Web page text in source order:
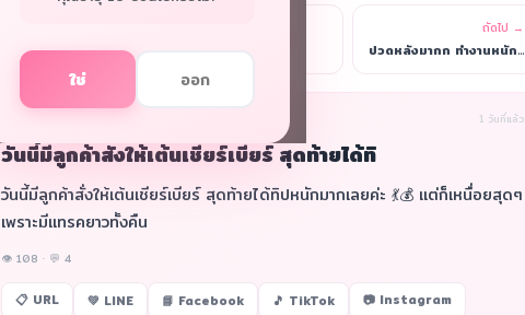
ใช่ ออก
ถัดไป →
ปวดหลังมากก ทำงานหนักเกินไป 🥴 ต้องไปนวดสปาแล้ว เดี
1 วันที่แล้ว
วันนี้มีลูกค้าสั่งให้เต้นเชียร์เบียร์ สุดท้ายได้ทิ
วันนี้มีลูกค้าสั่งให้เต้นเชียร์เบียร์ สุดท้ายได้ทิปหนักมากเลยค่ะ 💃💰 แต่ก็เหนื่อยสุดๆ
เพราะมีแทรคยาวทั้งคืน
👁 108 · 💬 4
📋 URL 💚 LINE 📘 Facebook 🎵 TikTok 📷 Instagram